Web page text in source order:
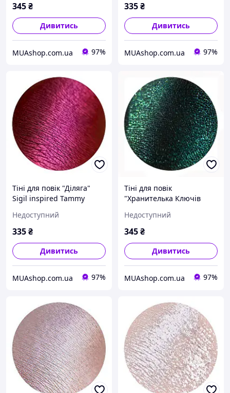
345₴
Дивитись
MUAshop.com.ua 97%
335₴
Дивитись
MUAshop.com.ua 97%
Тіні для повік "Діляга"
Sigil inspired Tammy
Недоступний
335₴
Дивитись
MUAshop.com.ua 97%
Тіні для повік
"Хранителька Ключів
inspired Tammy Tanuka, 1
мл
Недоступний
345₴
Дивитись
MUAshop.com.ua 97%